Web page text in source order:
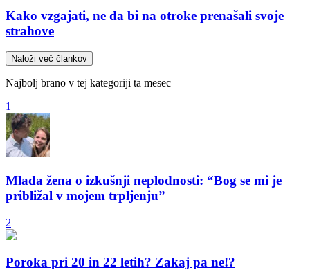
Kako vzgajati, ne da bi na otroke prenašali svoje
strahove
Naloži več člankov
Najbolj brano v tej kategoriji ta mesec
1
Mlada žena o izkušnji neplodnosti: “Bog se mi je
približal v mojem trpljenju”
2
Poroka pri 20 in 22 letih? Zakaj pa ne!?